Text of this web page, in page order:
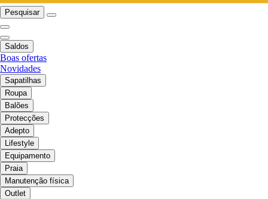
Pesquisar
Saldos
Boas ofertas
Novidades
Sapatilhas
Roupa
Balões
Protecções
Adepto
Lifestyle
Equipamento
Praia
Manutenção física
Outlet